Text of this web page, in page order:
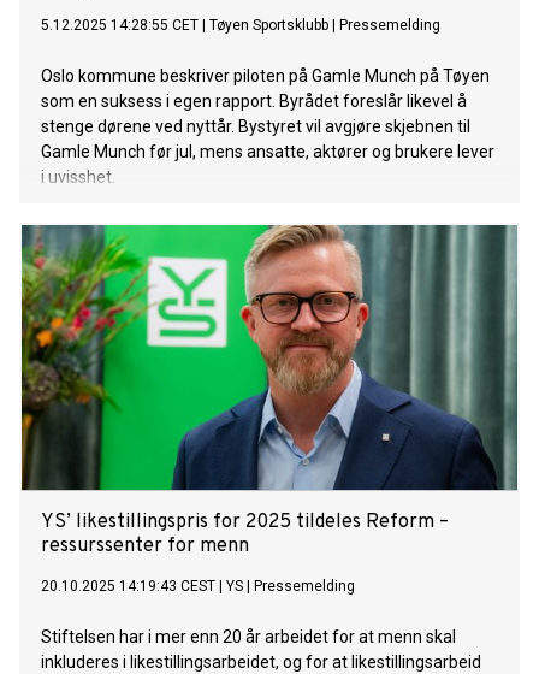
5.12.2025 14:28:55 CET Tøyen Sportsklubb Pressemelding
Oslo kommune beskriver piloten på Gamle Munch på Tøyen
som en suksess i egen rapport. Byrådet foreslår likevel å
stenge dørene ved nyttår. Bystyret vil avgjøre skjebnen til
Gamle Munch før jul, mens ansatte, aktører og brukere lever
i uvisshet.
YS’ likestillingspris for 2025 tildeles Reform –
ressurssenter for menn
20.10.2025 14:19:43 CEST YS Pressemelding
Stiftelsen har i mer enn 20 år arbeidet for at menn skal
inkluderes i likestillingsarbeidet, og for at likestillingsarbeid